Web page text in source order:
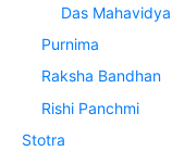
Das
Purnima
Raksha Bandhan
Rishi Panchmi
Stotra